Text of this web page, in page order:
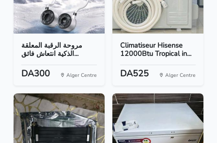
مروحة الرقبة المعلقة
الذكية انتعاش فائق...
DA300 Alger Centre
Climatiseur Hisense
12000Btu Tropical in...
DA525 Alger Centre